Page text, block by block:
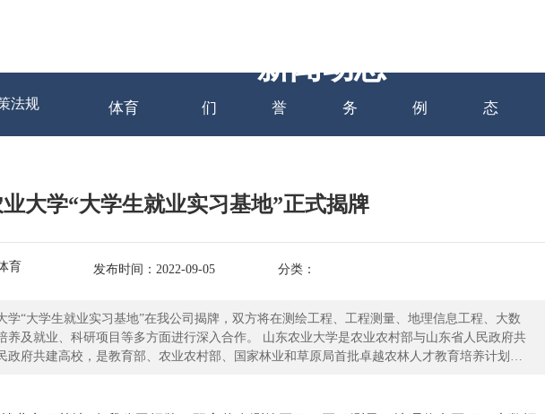
体育 们 誉 务 例 态
新闻动态
法规
大学“大学生就业实习基地”正式揭牌
育 发布时间：2022-09-05 分类：
学“大学生就业实习基地”在我公司揭牌，双方将在测绘工程、工程测量、地理信息工程、大数
方面进行深入合作。 山东农业大学是农业农村部与山东省人民政府共
府共建高校，是教育部、农业农村部、国家林业和草原局首批卓越农林人才教育培养计划改